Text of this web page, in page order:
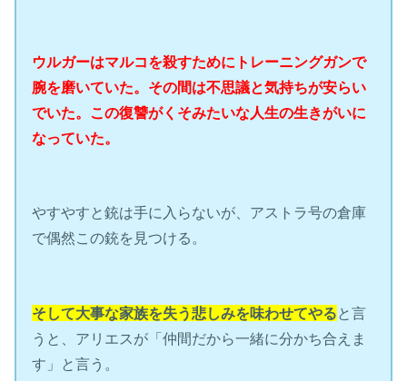
ウルガーはマルコを殺すためにトレーニングガンで
腕を磨いていた。その間は不思議と気持ちが安らい
でいた。この復讐がくそみたいな人生の生きがいに
なっていた。
やすやすと銃は手に入らないが、アストラ号の倉庫
で偶然この銃を見つける。
そして大事な家族を失う悲しみを味わせてやる と言
うと、アリエスが「仲間だから一緒に分かち合えま
す」と言う。